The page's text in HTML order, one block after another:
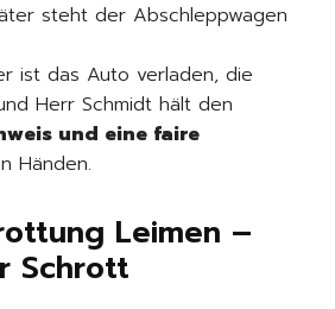
steht der Abschleppwagen
ist das Auto verladen, die
Herr Schmidt hält den
und eine faire
Händen.
Leimen –
Schrott